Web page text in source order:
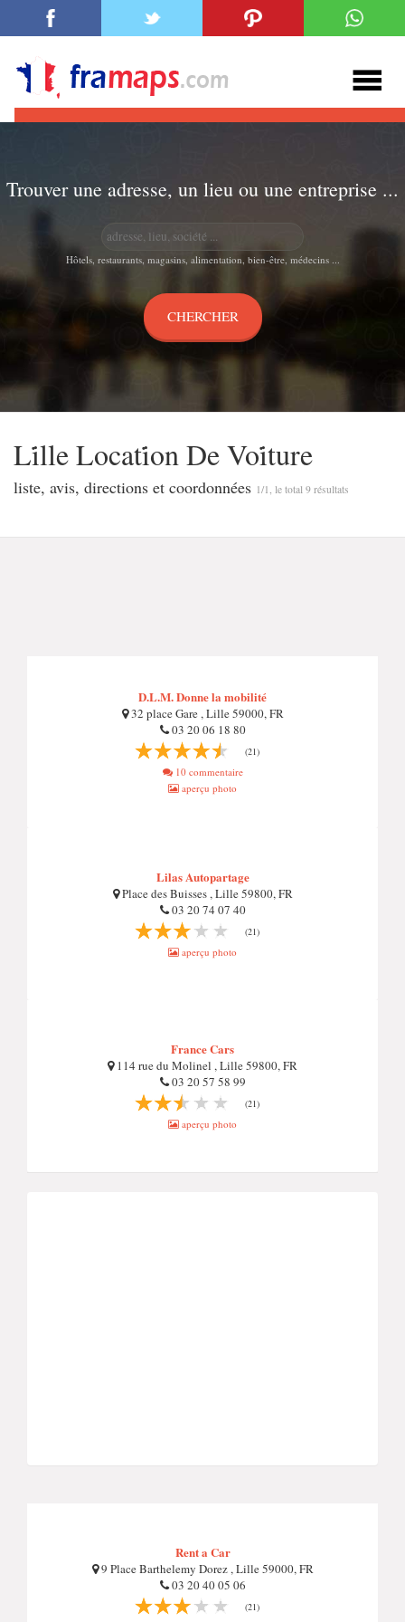
Trouver une adresse, un lieu ou une entreprise ...
Hôtels, restaurants, magasins, alimentation, bien-être, médecins ...
Li̇lle Locati̇on De Voi̇ture
liste, avis, directions et coordonnées 1/1, le total 9 résultats
D.L.M. Donne la mobilité
32 place Gare , Lille 59000, FR
03 20 06 18 80
(21)
10 commentaire
aperçu photo
Lilas Autopartage
Place des Buisses , Lille 59800, FR
03 20 74 07 40
(21)
aperçu photo
France Cars
114 rue du Molinel , Lille 59800, FR
03 20 57 58 99
(21)
aperçu photo
Rent a Car
9 Place Barthelemy Dorez , Lille 59000, FR
03 20 40 05 06
(21)